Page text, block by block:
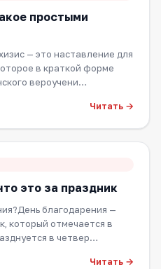
простыми
— это наставление для
в краткой форме
вероучени…
Читать →
это за праздник
благодарения —
который отмечается в
в четвер…
Читать →